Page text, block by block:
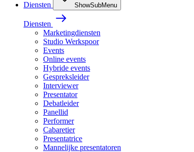
Diensten ShowSubMenu
Diensten
Marketingdiensten
Studio Werkspoor
Events
Online events
Hybride events
Gespreksleider
Interviewer
Presentator
Debatleider
Panellid
Performer
Cabaretier
Presentatrice
Mannelijke presentatoren